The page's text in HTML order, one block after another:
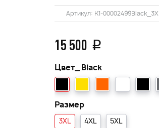
Артикул: K1-00002499Black_3XL
15 500 q
Цвет_ Black
Размер
3XL 4XL 5XL